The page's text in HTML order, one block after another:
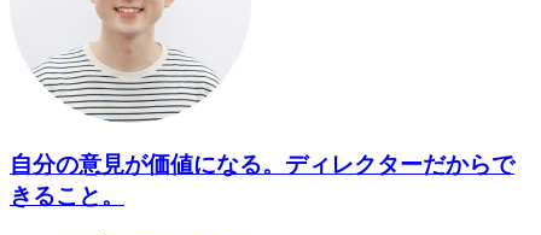
自分の意見が価値になる。ディレクターだからで
きること。